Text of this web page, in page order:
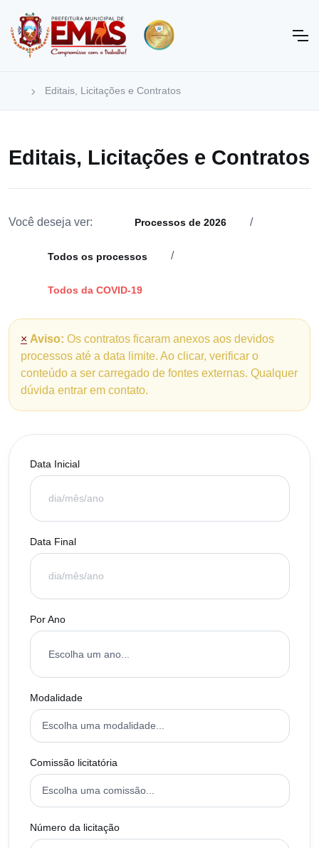
Editais, Licitações e Contratos
Editais, Licitações e Contratos
Você deseja ver: Processos de 2026 /
Todos os processos /
Todos da COVID-19
× Aviso: Os contratos ficaram anexos aos devidos
processos até a data limite. Ao clicar, verificar o
conteúdo a ser carregado de fontes externas. Qualquer
dúvida entrar em contato.
Data Inicial
Data Final
Por Ano
Modalidade
Comissão licitatória
Número da licitação